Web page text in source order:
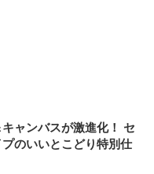
ャンバスが激進化！ セ
のいいとこどり特別仕